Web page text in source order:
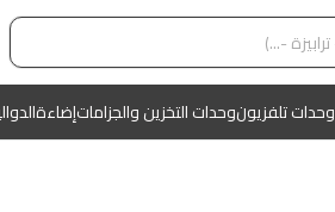
وحدات تلفزيونوحدات التخزين والجزاماتإضاءة